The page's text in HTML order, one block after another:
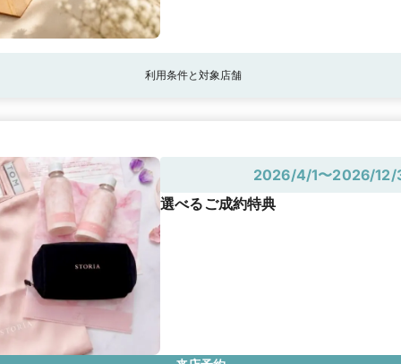
利用条件と対象店舗
2026/4/1〜2026/12/
選べるご成約特典